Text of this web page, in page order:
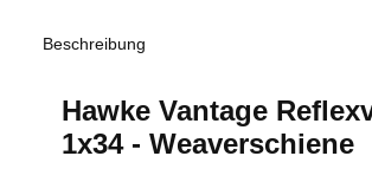
Beschreibung
Hawke Vantage
1x34 - Weaverschiene